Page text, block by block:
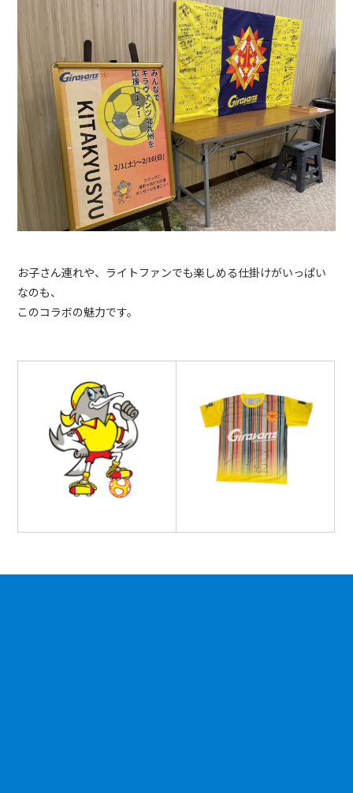
お子さん連れや、ライトファンでも楽しめる仕掛けがいっぱい
なのも、
このコラボの魅力です。